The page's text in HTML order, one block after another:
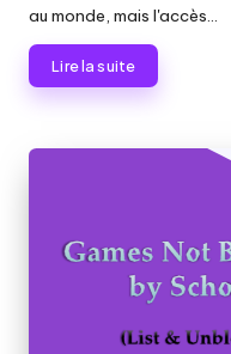
au monde, mais l'accès...
Lire la suite